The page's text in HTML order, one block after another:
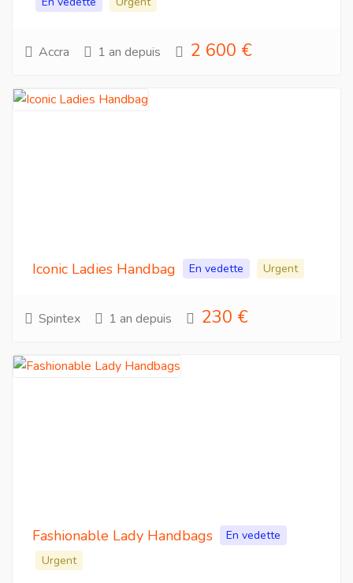
Accra 1 an depuis 2 600 €
Iconic Ladies Handbag En vedette Urgent
Spintex 1 an depuis 230 €
Fashionable Lady Handbags
En vedette
Urgent